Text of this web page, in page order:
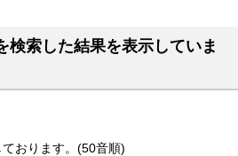
検索した結果を表示していま
おります。(50音順)